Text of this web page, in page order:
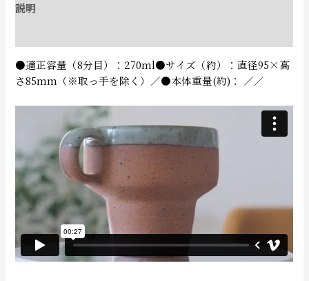
説明
●適正容量（8分目）：270ml●サイズ（約）：直径95×高
さ85mm（※取っ手を除く）／●本体重量(約)： ／／